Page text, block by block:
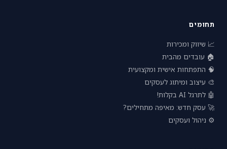
תחומים
📈 שיווק ומכירות
🏠 עובדים מהבית
🧠 התפתחות אישית ומקצועית
🎨 עיצוב ומיתוג לעסקים
🤖 לתרגל AI בקלות!
🚀 עסק חדש: מאיפה מתחילים?
⚙️ ניהול ועסקים